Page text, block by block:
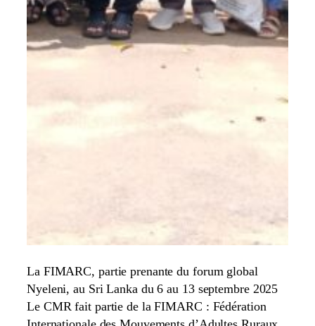
La FIMARC, partie prenante du forum global
Nyeleni, au Sri Lanka du 6 au 13 septembre 2025
Le CMR fait partie de la FIMARC : Fédération